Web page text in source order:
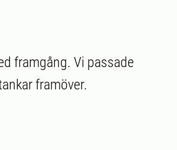
framgång. Vi passade
framöver.